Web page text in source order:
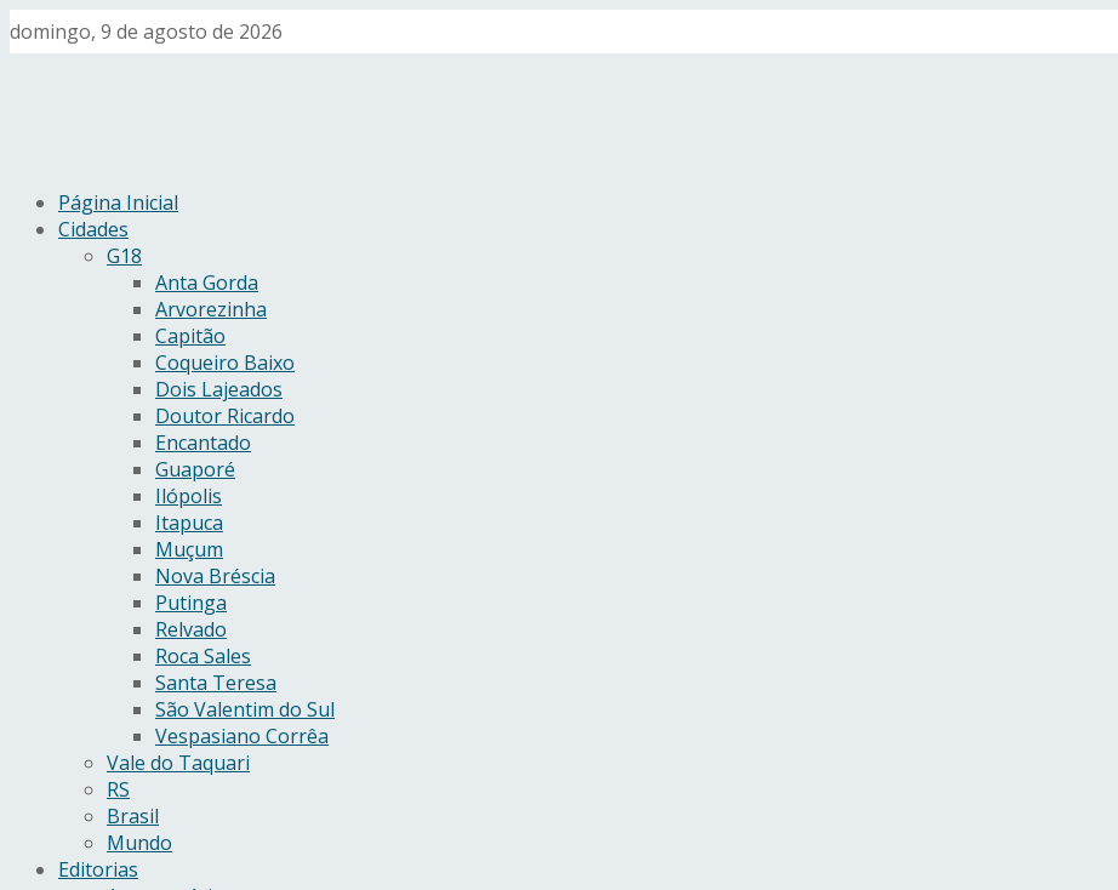
domingo, 9 de agosto de 2026
Página Inicial
Cidades
G18
Anta Gorda
Arvorezinha
Capitão
Coqueiro Baixo
Dois Lajeados
Doutor Ricardo
Encantado
Guaporé
Ilópolis
Itapuca
Muçum
Nova Bréscia
Putinga
Relvado
Roca Sales
Santa Teresa
São Valentim do Sul
Vespasiano Corrêa
Vale do Taquari
RS
Brasil
Mundo
Editorias